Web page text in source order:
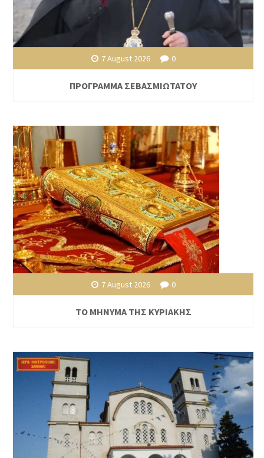
7 August 2026 0
ΠΡΟΓΡΑΜΜΑ ΣΕΒΑΣΜΙΩΤΑΤΟΥ
7 August 2026 0
ΤΟ ΜΗΝΥΜΑ ΤΗΣ ΚΥΡΙΑΚΗΣ